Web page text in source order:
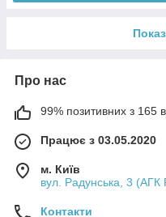
Про нас
99% позитивних з 165
Працює з 03.05.2020
м. Київ
вул. Радунська, 3 (АГК
Контакти